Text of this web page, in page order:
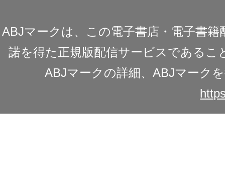
ABJマークは、この電子書店・電子書
諾を得た正規版配信サービスであるこ
ABJマークの詳細、ABJマーク